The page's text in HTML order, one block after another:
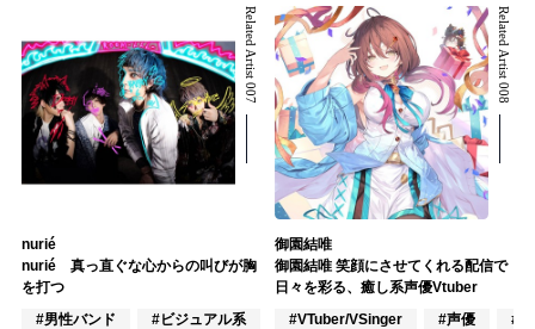
Related Artist 007
nurié
nurié 真っ直ぐな心からの叫びが胸
を打つ
#男性バンド
#ビジュアル系 #ロック
Related Artist 008
御園結唯
御園結唯 笑顔にさせてくれる配信で
日々を彩る、癒し系声優Vtuber
#VTuber/VSinger
#声優 #